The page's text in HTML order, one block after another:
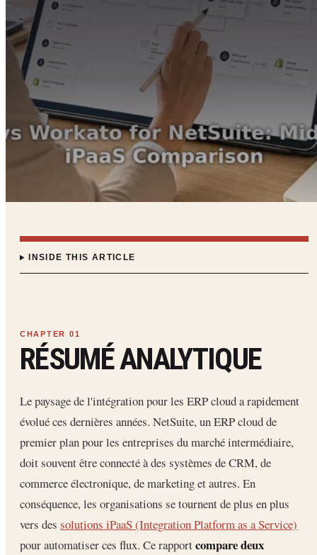
INSIDE THIS ARTICLE
RÉSUMÉ ANALYTIQUE
Le paysage de l'intégration pour les ERP cloud a rapidement
évolué ces dernières années. NetSuite, un ERP cloud de
premier plan pour les entreprises du marché intermédiaire,
doit souvent être connecté à des systèmes de CRM, de
commerce électronique, de marketing et autres. En
conséquence, les organisations se tournent de plus en plus
vers des solutions iPaaS (Integration Platform as a Service)
pour automatiser ces flux. Ce rapportcompare deux